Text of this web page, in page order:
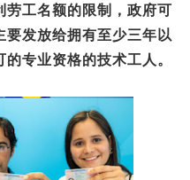
劳工名额的限制，政府可
要发放给拥有至少三年以
专业资格的技术工人。